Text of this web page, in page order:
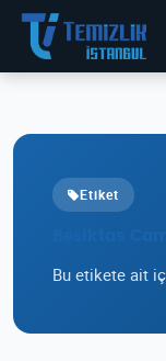
Etiket
Bu etikete ait